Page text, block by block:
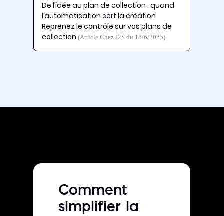
De l’idée au plan de collection : quand
l’automatisation sert la création
Reprenez le contrôle sur vos plans de
collection(Article Chez J2S du 18/6/2025)
Comment
simplifier la